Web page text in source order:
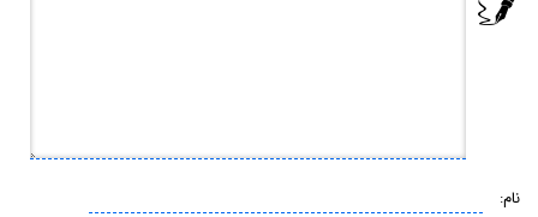
نام: